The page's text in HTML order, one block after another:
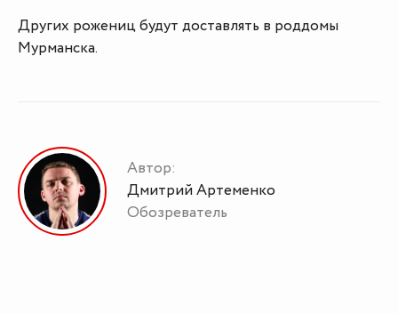
Других рожениц будут доставлять в роддомы
Мурманска.
Автор:
Дмитрий Артеменко
Обозреватель